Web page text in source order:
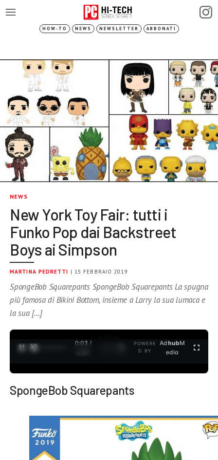
HOW-TO NEWS NEWSLETTER ABBONATI
NEWS
New York Toy Fair: tutti i
Funko Pop dai Backstreet
Boys ai Simpson
MARTINA PEDRETTI | 15 FEBBRAIO 2019
SpongeBob Squarepants SpongeBob Squarepants La spugna
più famosa di Bikini Bottom, insieme a Larry la sua lumaca e
la sua […]
0:04 /
3:37
POWERE
D BY
AdhubM
edia
SpongeBob Squarepants